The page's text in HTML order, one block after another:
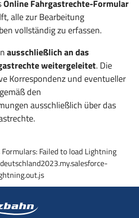
Online Fahrgastrechte-Formular
alle zur Bearbeitung
vollständig zu erfassen.
ausschließlich an das
weitergeleitet. Die
Korrespondenz und eventueller
den
ausschließlich über das
Failed to load Lightning